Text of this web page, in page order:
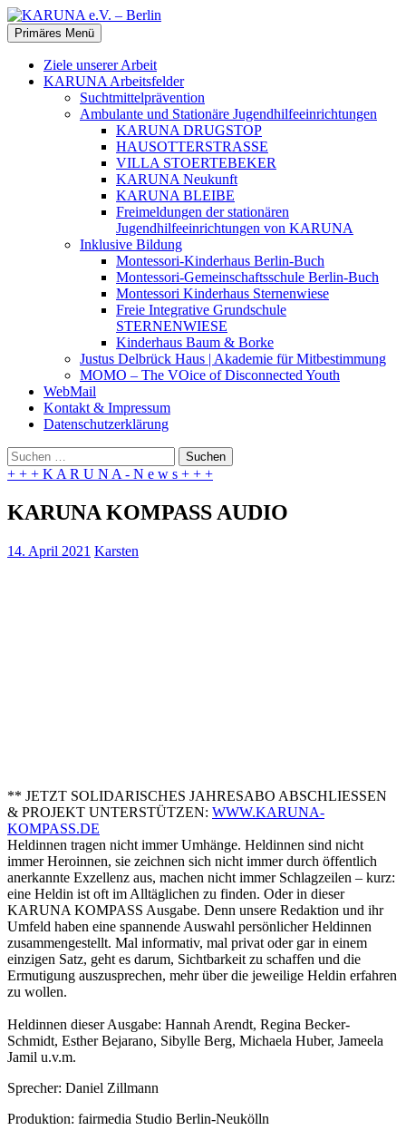
Zum
Inhalt
springen
KARUNA e.V. – Berlin
Suchen
Primäres Menü
Ziele unserer Arbeit
KARUNA Arbeitsfelder
Suchtmittelprävention
Ambulante und Stationäre Jugendhilfeeinrichtungen
KARUNA DRUGSTOP
HAUSOTTERSTRASSE
VILLA STOERTEBEKER
KARUNA Neukunft
KARUNA BLEIBE
Freimeldungen der stationären
Jugendhilfeeinrichtungen von KARUNA
Inklusive Bildung
Montessori-Kinderhaus Berlin-Buch
Montessori-Gemeinschaftsschule Berlin-Buch
Montessori Kinderhaus Sternenwiese
Freie Integrative Grundschule
STERNENWIESE
Kinderhaus Baum & Borke
Justus Delbrück Haus | Akademie für Mitbestimmung
MOMO – The VOice of Disconnected Youth
WebMail
Kontakt & Impressum
Datenschutzerklärung
Suchen
nach:
+ + + K A R U N A - N e w s + + +
KARUNA KOMPASS AUDIO
14. April 2021 Karsten
** JETZT SOLIDARISCHES JAHRESABO ABSCHLIESSEN
& PROJEKT UNTERSTÜTZEN: WWW.KARUNA-
KOMPASS.DE
Heldinnen tragen nicht immer Umhänge. Heldinnen sind nicht
immer Heroinnen, sie zeichnen sich nicht immer durch öffentlich
anerkannte Exzellenz aus, machen nicht immer Schlagzeilen – kurz:
eine Heldin ist oft im Alltäglichen zu finden. Oder in dieser
KARUNA KOMPASS Ausgabe. Denn unsere Redaktion und ihr
Umfeld haben eine spannende Auswahl persönlicher Heldinnen
zusammengestellt. Mal informativ, mal privat oder gar in einem
einzigen Satz, geht es darum, Sichtbarkeit zu schaffen und die
Ermutigung auszusprechen, mehr über die jeweilige Heldin erfahren
zu wollen.
Heldinnen dieser Ausgabe: Hannah Arendt, Regina Becker-
Schmidt, Esther Bejarano, Sibylle Berg, Michaela Huber, Jameela
Jamil u.v.m.
Sprecher: Daniel Zillmann
Produktion: fairmedia Studio Berlin-Neukölln